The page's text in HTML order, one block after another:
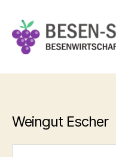
Stuttgart.de
Weingut Escher